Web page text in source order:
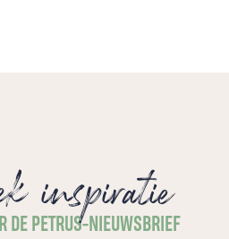
inspiratie
DE PETRUS-NIEUWSBRIEF